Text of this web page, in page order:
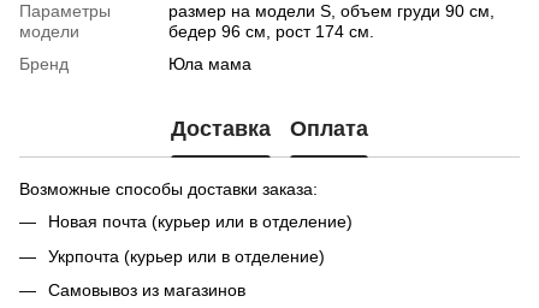
Параметры
модели
размер на модели S, объем груди 90 см,
бедер 96 см, рост 174 см.
Бренд
Юла мама
Доставка Оплата
Возможные способы доставки заказа:
Новая почта (курьер или в отделение)
Укрпочта (курьер или в отделение)
Самовывоз из магазинов